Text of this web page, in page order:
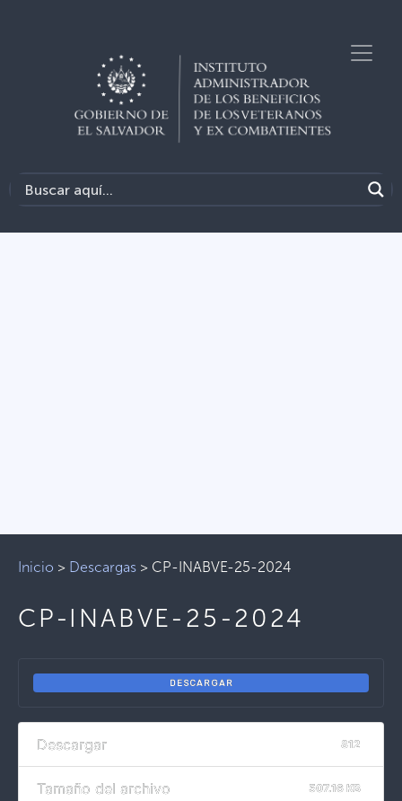
Inicio > Descargas > CP-INABVE-25-2024
CP-INABVE-25-2024
DESCARGAR
Descargar 812
Tamaño del archivo 507.16 KB